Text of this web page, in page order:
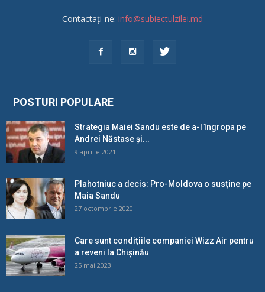
Contactați-ne: info@subiectulzilei.md
POSTURI POPULARE
Strategia Maiei Sandu este de a-l îngropa pe
Andrei Năstase și...
9 aprilie 2021
Plahotniuc a decis: Pro-Moldova o susține pe
Maia Sandu
27 octombrie 2020
Care sunt condițiile companiei Wizz Air pentru
a reveni la Chișinău
25 mai 2023